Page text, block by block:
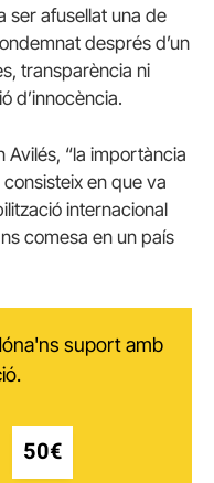
ser afusellat una de
després d’un
transparència ni
d’innocència.
Avilés, “la importància
en que va
internacional
comesa en un país
suport amb
50€